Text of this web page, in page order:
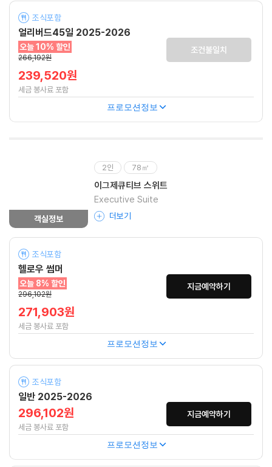
얼리버드45일 2025-2026
조식포함
오늘 10% 할인
266,192원
239,520원
세금 봉사료 포함
조건불일치
프로모션정보
객실정보
2인 78㎡
이그제큐티브 스위트
Executive Suite
더보기
헬로우 썸머
조식포함
오늘 8% 할인
296,102원
271,903원
세금 봉사료 포함
지금예약하기
프로모션정보
일반 2025-2026
조식포함
296,102원
세금 봉사료 포함
지금예약하기
프로모션정보